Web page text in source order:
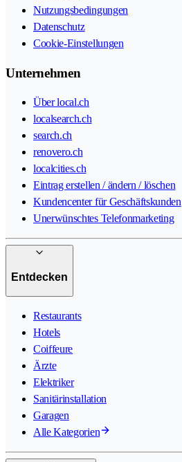
Nutzungsbedingungen
Datenschutz
Cookie-Einstellungen
Unternehmen
Über local.ch
localsearch.ch
search.ch
renovero.ch
localcities.ch
Eintrag erstellen / ändern / löschen
Kundencenter für Geschäftskunden
Unerwünschtes Telefonmarketing
Entdecken
Restaurants
Hotels
Coiffeure
Ärzte
Elektriker
Sanitärinstallation
Garagen
Alle Kategorien